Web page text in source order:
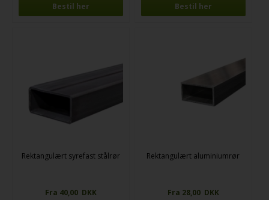
Bestil her Bestil her
Rektangulært syrefast stålrør
Fra 40,00 DKK
Rektangulært aluminiumrør
Fra 28,00 DKK